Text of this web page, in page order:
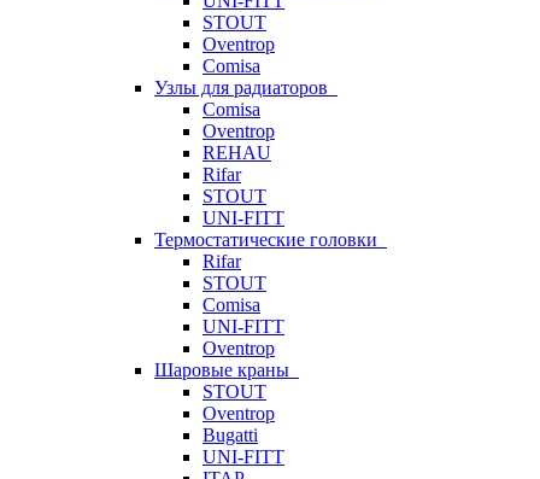
STOUT
Oventrop
Comisa
Узлы для радиаторов
Comisa
Oventrop
REHAU
Rifar
STOUT
UNI-FITT
Термостатические головки
Rifar
STOUT
Comisa
UNI-FITT
Oventrop
Шаровые краны
STOUT
Oventrop
Bugatti
UNI-FITT